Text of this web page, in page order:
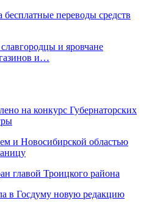
бесплатные переводы средств
и яровчане
и…
на конкурс Губернаторских
и Новосибирской областью
главой Троицкого района
в Госдуму новую редакцию